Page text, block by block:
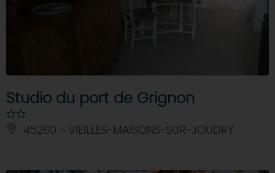
Studio du port de Grignon
45260 - VIEILLES-MAISONS-SUR-JOUDRY